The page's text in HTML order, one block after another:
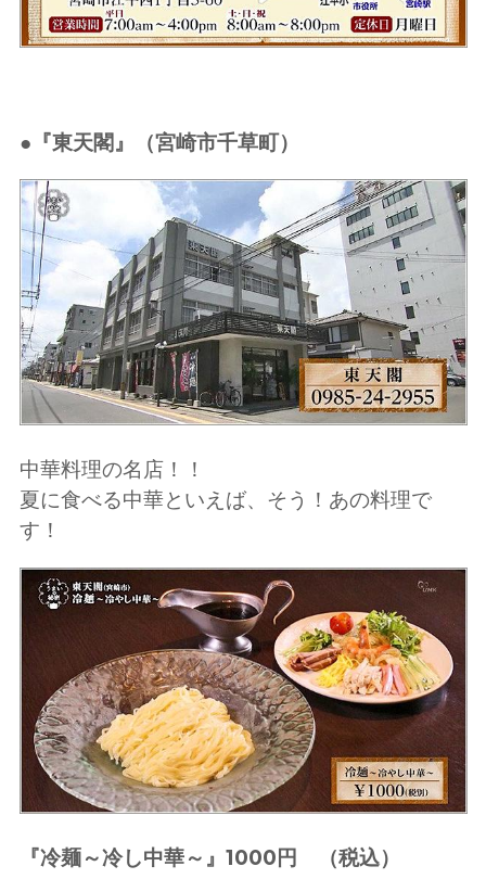
●『東天閣』 （宮崎市千草町）
中華料理の名店！！
夏に食べる中華といえば、そう！あの料理で
す！
『冷麺～冷し中華～』1000円 （税込）